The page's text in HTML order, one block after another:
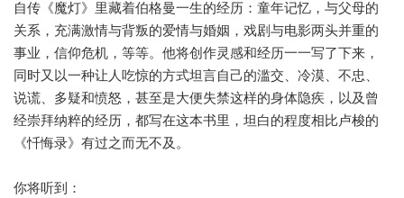
自传《魔灯》里藏着伯格曼一生的经历：童年记忆，与父母的
关系，充满激情与背叛的爱情与婚姻，戏剧与电影两头并重的
事业，信仰危机，等等。他将创作灵感和经历一一写了下来，
同时又以一种让人吃惊的方式坦言自己的滥交、冷漠、不忠、
说谎、多疑和愤怒，甚至是大便失禁这样的身体隐疾，以及曾
经崇拜纳粹的经历，都写在这本书里，坦白的程度相比卢梭的
《忏悔录》有过之而无不及。
你将听到：